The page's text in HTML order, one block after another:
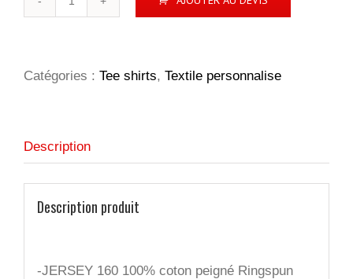
Catégories : Tee shirts, Textile personnalise
Description
Description produit
-JERSEY 160 100% coton peigné Ringspun